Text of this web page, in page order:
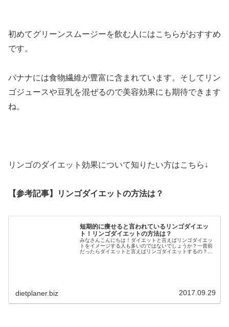
初めてグリーンスムージーを飲む人にはこちらがおすすめ
です。
バナナには食物繊維が豊富に含まれています。そしてリン
ゴジュースや豆乳を混ぜるので美容効果にも期待できます
ね。
リンゴのダイエット効果について知りたい方はこちら↓
【参考記事】リンゴダイエットの方法は？
短期的に痩せると言われているリンゴダイエッ
ト！リンゴダイエットの方法は？
みなさんこんにちは！ダイエットと言えばリンゴダイエッ
トをイメージする人も多いのではないでしょうか？一昔前
だったらダイエットと言えばリンゴダイエットするの？？
dietplaner.biz 2017.09.29